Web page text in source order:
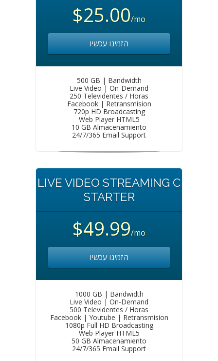
$25.00/mo
הזמינו עכשיו
500 GB | Bandwidth
Live Video | On-Demand
250 Televidentes / Horas
Facebook | Retransmision
720p HD Broadcasting
Web Player HTML5
10 GB Almacenamiento
24/7/365 Email Support
LIVE VIDEO STREAMING C
STARTER
$49.99/mo
הזמינו עכשיו
1000 GB | Bandwidth
Live Video | On-Demand
500 Televidentes / Horas
Facebook | Youtube | Retransmision
1080p Full HD Broadcasting
Web Player HTML5
50 GB Almacenamiento
24/7/365 Email Support